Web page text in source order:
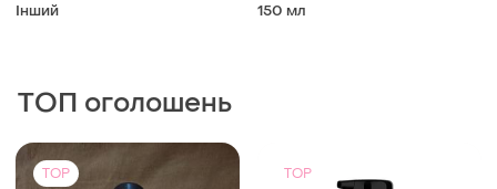
Інший 150 мл
ТОП оголошень
TOP TOP